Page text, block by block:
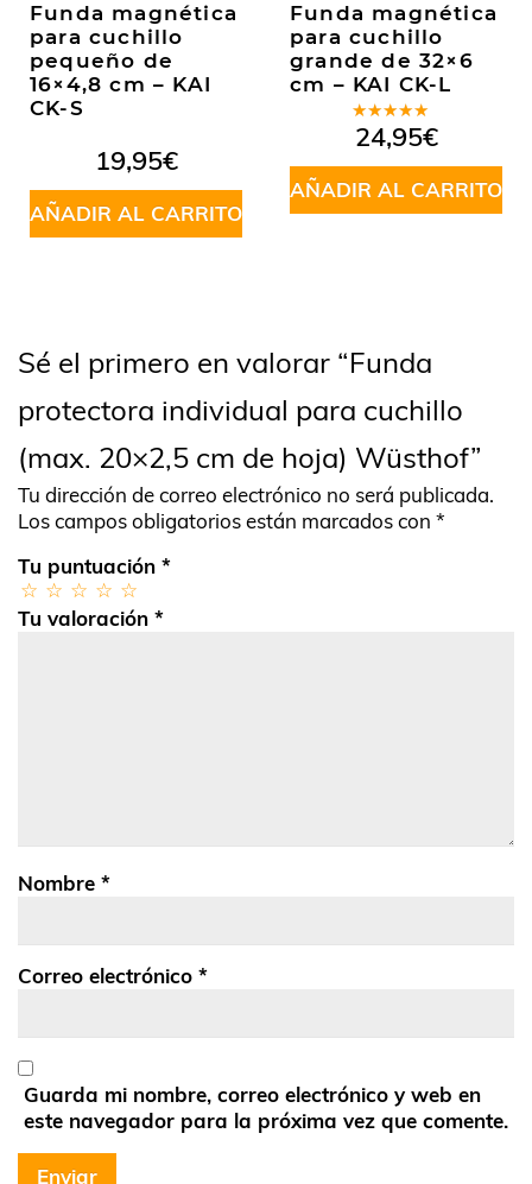
Funda magnética
para cuchillo
pequeño de
16×4,8 cm – KAI
CK-S
19,95€
AÑADIR AL CARRITO
Funda magnética
para cuchillo
grande de 32×6
cm – KAI CK-L
Valorado
en4.50
de 5
24,95€
AÑADIR AL CARRITO
Sé el primero en valorar “Funda
protectora individual para cuchillo
(max. 20×2,5 cm de hoja) Wüsthof”
Tu dirección de correo electrónico no será publicada.
Los campos obligatorios están marcados con *
Tu puntuación *
Tu valoración *
Nombre *
Correo electrónico *
Guarda mi nombre, correo electrónico y web en
este navegador para la próxima vez que comente.